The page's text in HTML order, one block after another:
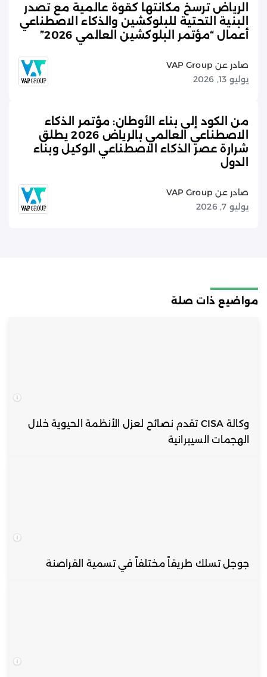
الرياض ترسخ مكانتها كقوة عالمية مع تصدر
البنية التحتية للبلوكشين والذكاء الاصطناعي
أعمال “مؤتمر البلوكشين العالمي 2026”
صادر عن VAP Group
يوليو 13, 2026
من الكود إلى بناء الأوطان: مؤتمر الذكاء
الاصطناعي العالمي بالرياض 2026 يطلق
شرارة عصر الذكاء الاصطناعي الوكيل وبناء
الدول
صادر عن VAP Group
يوليو 7, 2026
مواضيع ذات صلة
وكالة CISA تقدم نصائح لعزل الأنظمة الحيوية خلال
الهجمات السيبرانية
جوجل تسلك طريقاً مختلفاً في تسمية القراصنة